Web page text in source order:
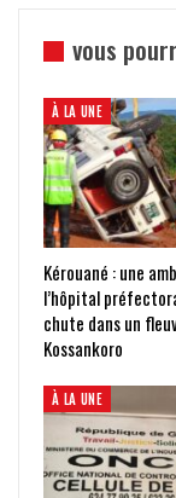
vous
À LA UNE
Kérouané : une
l’hôpital
chute dans un
Kossankoro
À LA UNE